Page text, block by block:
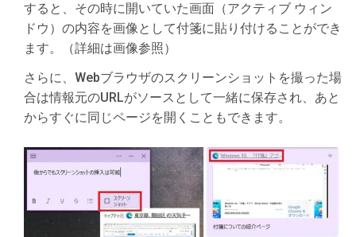
すると、その時に開いていた画面（アクティブ ウィン
ドウ）の内容を画像として付箋に貼り付けることができ
ます。（詳細は画像参照）
さらに、Webブラウザのスクリーンショットを撮った場
合は情報元のURLがソースとして一緒に保存され、あと
からすぐに同じページを開くこともできます。